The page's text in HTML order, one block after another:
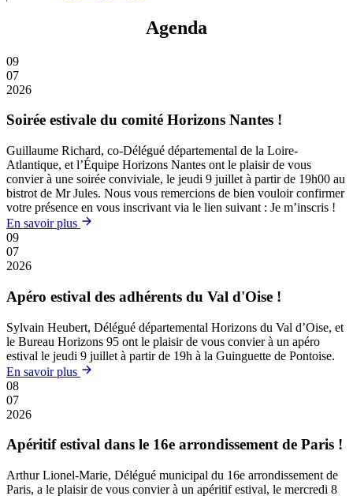
Agenda
09
07
2026
Soirée estivale du comité Horizons Nantes !
Guillaume Richard, co-Délégué départemental de la Loire-
Atlantique, et l’Équipe Horizons Nantes ont le plaisir de vous
convier à une soirée conviviale, le jeudi 9 juillet à partir de 19h00 au
bistrot de Mr Jules. Nous vous remercions de bien vouloir confirmer
votre présence en vous inscrivant via le lien suivant : Je m’inscris !
En savoir plus
09
07
2026
Apéro estival des adhérents du Val d'Oise !
Sylvain Heubert, Délégué départemental Horizons du Val d’Oise, et
le Bureau Horizons 95 ont le plaisir de vous convier à un apéro
estival le jeudi 9 juillet à partir de 19h à la Guinguette de Pontoise.
En savoir plus
08
07
2026
Apéritif estival dans le 16e arrondissement de Paris !
Arthur Lionel-Marie, Délégué municipal du 16e arrondissement de
Paris, a le plaisir de vous convier à un apéritif estival, le mercredi 8